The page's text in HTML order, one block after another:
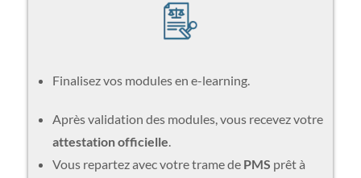
Finalisez vos modules en e-learning.
Après validation des modules, vous recevez votre
attestation officielle.
Vous repartez avec votre trame de PMS prêt à